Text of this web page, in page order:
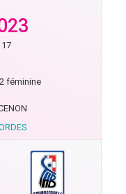
féminine